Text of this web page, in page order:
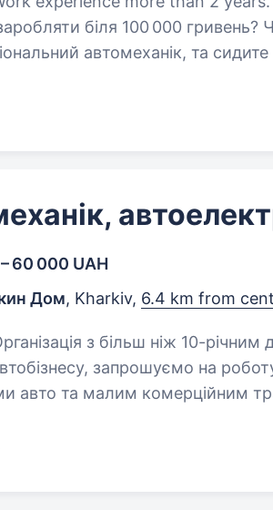
біля 100 000 гривень?
автомеханік, та
60 000 UAH
Дом, Kharkiv, 6.4 km from
запрошуємо на
авто та малим комерційним